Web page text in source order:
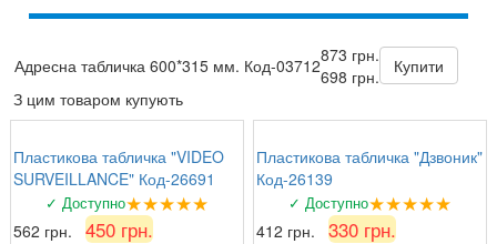
Зоя Кузьмина: Потішило, що можна замовити
табличку за індивідуальним ескізом!
Адресна табличка 600*315 мм. Код-03712873 грн.
698 грн.
Купити
З цим товаром купують
Пластикова табличка "VIDEO
SURVEILLANCE" Код-26691
✓ Доступно★★★★★
562 грн. 450 грн.
Пластикова табличка "Дзвоник"
Код-26139
✓ Доступно★★★★★
412 грн. 330 грн.